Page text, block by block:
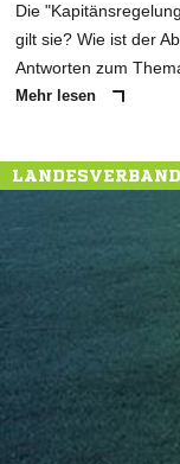
Die
gilt sie? Wie ist der
Antworten zum
Mehr lesen
LANDESVERBAND